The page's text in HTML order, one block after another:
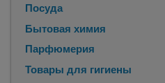
Посуда
Бытовая химия
Парфюмерия
Товары для гигиены